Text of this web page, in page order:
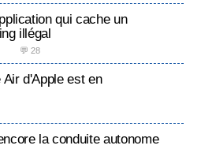
qui cache un
illégal
💬 28
d'Apple est en
la conduite autonome